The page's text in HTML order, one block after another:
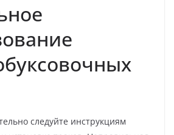
следуйте инструкциям